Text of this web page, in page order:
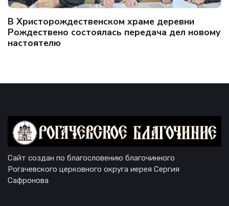
В Христорождественском храме деревни
Рождествено состоялась передача дел новому
настоятелю
Сайт создан по благословению благочинного
Рогачевского церковного округа иерея Сергия
Сафронова